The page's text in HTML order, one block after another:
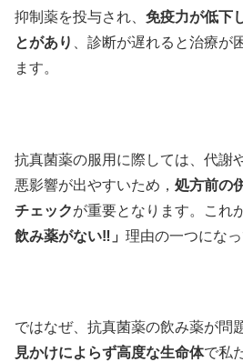
抑制薬を投与され、 免疫力が低下
とがあり
、診断が遅れると治療が
ます。
抗真菌薬の服用に際しては、代謝
悪影響が出やすいため， 処方前の
チェックが重要となります。これ
飲み薬がない‼」 理由の一つになっ
ではなぜ、抗真菌薬の飲み薬が問
見かけによらず高度な生命体で私